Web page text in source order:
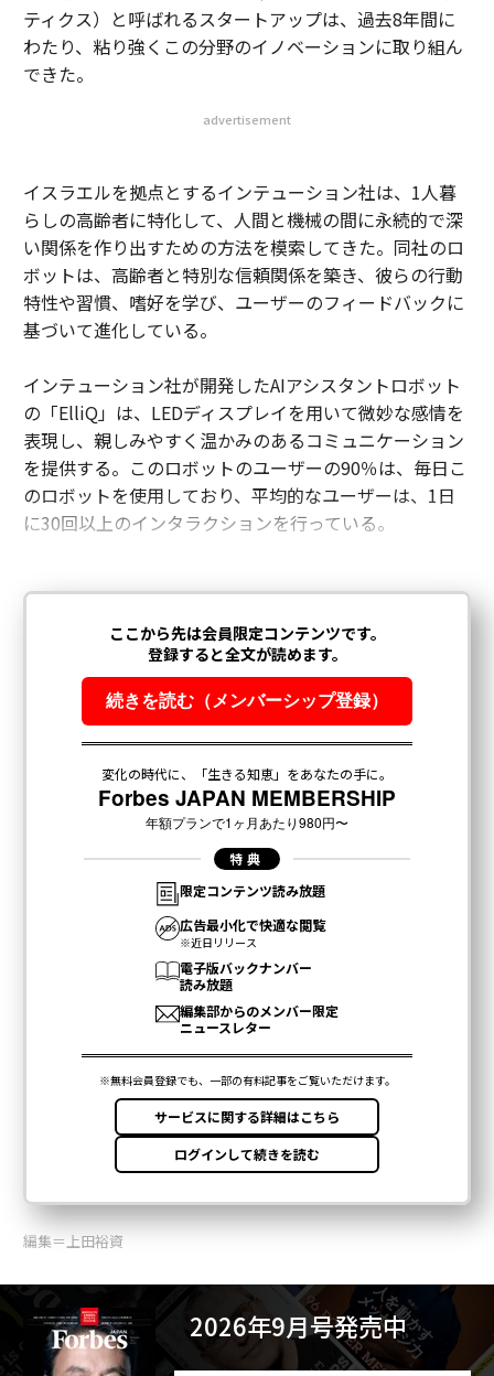
ティクス）と呼ばれるスタートアップは、過去8年間に
わたり、粘り強くこの分野のイノベーションに取り組ん
できた。
advertisement
イスラエルを拠点とするインテューション社は、1人暮
らしの高齢者に特化して、人間と機械の間に永続的で深
い関係を作り出すための方法を模索してきた。同社のロ
ボットは、高齢者と特別な信頼関係を築き、彼らの行動
特性や習慣、嗜好を学び、ユーザーのフィードバックに
基づいて進化している。
インテューション社が開発したAIアシスタントロボット
の「ElliQ」は、LEDディスプレイを用いて微妙な感情を
表現し、親しみやすく温かみのあるコミュニケーション
を提供する。このロボットのユーザーの90％は、毎日こ
のロボットを使用しており、平均的なユーザーは、1日
に30回以上のインタラクションを行っている。
編集＝上田裕資
2026年9月号発売中